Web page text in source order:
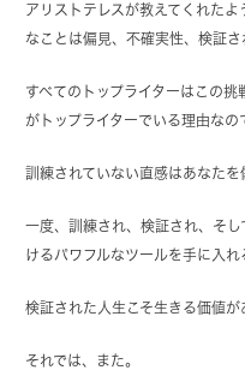
アリストテレスが教えてくれた
なことは偏見、不確実性、検証さ
すべてのトップライターはこの
がトップライターでいる理由なの
訓練されていない直感はあなたを
一度、訓練され、検証され、そ
けるパワフルなツールを手に入れ
検証された人生こそ生きる価値が
それでは、また。